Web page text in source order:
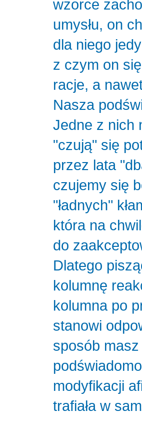
wzorce
umysłu, on
dla niego
z czym on
racje, a
Nasza
Jedne z nich
"czują" się
przez lata
czujemy się
"ładnych"
która na
do
Dlatego
kolumnę
kolumna po
stanowi
sposób
modyfikacji
trafiała w